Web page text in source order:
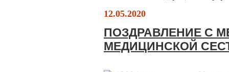
12.05.2020
ПОЗДРАВЛЕНИЕ С
МЕДИЦИНСКОЙ